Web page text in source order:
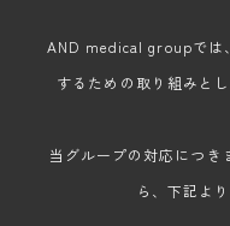
AND medical groupでは
するための取り組みと
当グループの対応につき
ら、下記よ